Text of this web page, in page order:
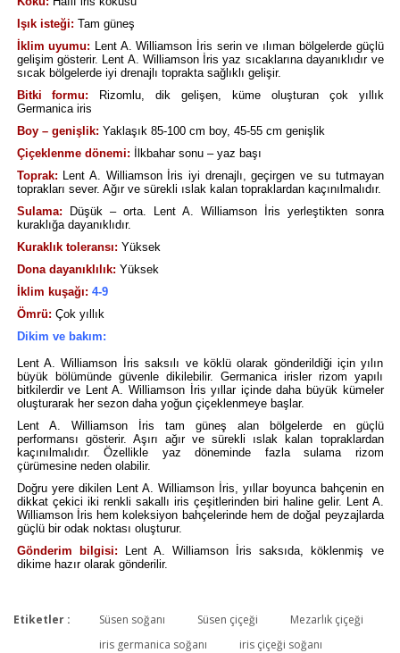
Işık isteği: Tam güneş
İklim uyumu: Lent A. Williamson İris serin ve ılıman bölgelerde güçlü
gelişim gösterir. Lent A. Williamson İris yaz sıcaklarına dayanıklıdır ve
sıcak bölgelerde iyi drenajlı toprakta sağlıklı gelişir.
Bitki formu: Rizomlu, dik gelişen, küme oluşturan çok yıllık
Germanica iris
Boy – genişlik: Yaklaşık 85-100 cm boy, 45-55 cm genişlik
Çiçeklenme dönemi: İlkbahar sonu – yaz başı
Toprak: Lent A. Williamson İris iyi drenajlı, geçirgen ve su tutmayan
toprakları sever. Ağır ve sürekli ıslak kalan topraklardan kaçınılmalıdır.
Sulama: Düşük – orta. Lent A. Williamson İris yerleştikten sonra
kuraklığa dayanıklıdır.
Kuraklık toleransı: Yüksek
Dona dayanıklılık: Yüksek
İklim kuşağı: 4-9
Ömrü: Çok yıllık
Dikim ve bakım:
Lent A. Williamson İris saksılı ve köklü olarak gönderildiği için yılın
büyük bölümünde güvenle dikilebilir. Germanica irisler rizom yapılı
bitkilerdir ve Lent A. Williamson İris yıllar içinde daha büyük kümeler
oluşturarak her sezon daha yoğun çiçeklenmeye başlar.
Lent A. Williamson İris tam güneş alan bölgelerde en güçlü
performansı gösterir. Aşırı ağır ve sürekli ıslak kalan topraklardan
kaçınılmalıdır. Özellikle yaz döneminde fazla sulama rizom
çürümesine neden olabilir.
Doğru yere dikilen Lent A. Williamson İris, yıllar boyunca bahçenin en
dikkat çekici iki renkli sakallı iris çeşitlerinden biri haline gelir. Lent A.
Williamson İris hem koleksiyon bahçelerinde hem de doğal peyzajlarda
güçlü bir odak noktası oluşturur.
Gönderim bilgisi: Lent A. Williamson İris saksıda, köklenmiş ve
dikime hazır olarak gönderilir.
Bu ürüne ilk yorumu siz yapın!
Etiketler : Süsen soğanı Süsen çiçeği
Mezarlık çiçeği
iris germanica soğanı
iris çiçeği soğanı